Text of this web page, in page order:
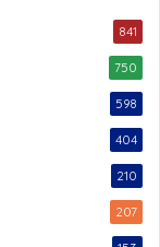
841
750
598
404
210
207